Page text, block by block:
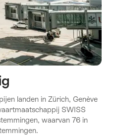
landen in Zürich, Genève
SWISS
waarvan 76 in